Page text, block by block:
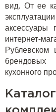
вид. От ее
интернет-
брендовых
кухонного